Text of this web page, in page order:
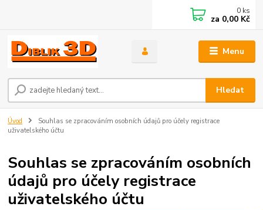
Menu
Hledat
0 ks
za 0,00 Kč
Úvod
Souhlas se zpracováním osobních údajů pro účely registrace
uživatelského účtu
Souhlas se zpracováním osobních
údajů pro účely registrace
uživatelského účtu